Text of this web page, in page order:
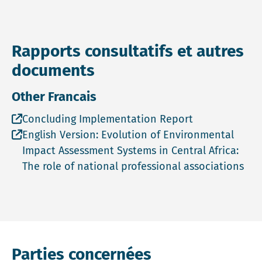
Rapports consultatifs et autres
documents
Other Francais
Concluding Implementation Report
Open file Concluding Implementation Report in a
English Version: Evolution of Environmental
Impact Assessment Systems in Central Africa:
The role of national professional associations
Open file English Version: Evolution of
Parties concernées